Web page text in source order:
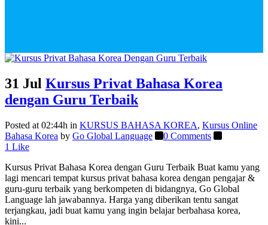
31 Jul Kursus Privat Bahasa Korea
dengan Guru Terbaik
Posted at 02:44h in KURSUS BAHASA KOREA, Kursus Online
Bahasa Korea by Go Global Language
0 Comments
1 Like
Kursus Privat Bahasa Korea dengan Guru Terbaik Buat kamu yang
lagi mencari tempat kursus privat bahasa korea dengan pengajar &
guru-guru terbaik yang berkompeten di bidangnya, Go Global
Language lah jawabannya. Harga yang diberikan tentu sangat
terjangkau, jadi buat kamu yang ingin belajar berbahasa korea,
kini...